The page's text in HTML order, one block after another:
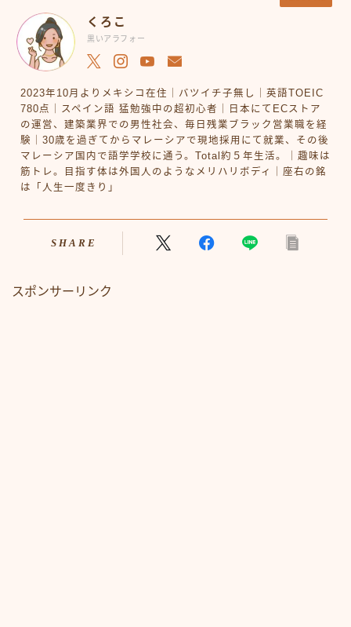
くろこ
黒いアラフォー
2023年10月よりメキシコ在住｜バツイチ子無し｜英語TOEIC
780点｜スペイン語 猛勉強中の超初心者｜日本にてECストア
の運営、建築業界での男性社会、毎日残業ブラック営業職を経
験｜30歳を過ぎてからマレーシアで現地採用にて就業、その後
マレーシア国内で語学学校に通う。Total約５年生活。｜趣味は
筋トレ。目指す体は外国人のようなメリハリボディ｜座右の銘
は「人生一度きり」
SHARE
スポンサーリンク